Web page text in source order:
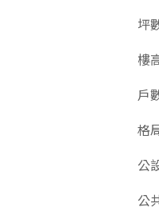
坪
樓
戶
格
公
公